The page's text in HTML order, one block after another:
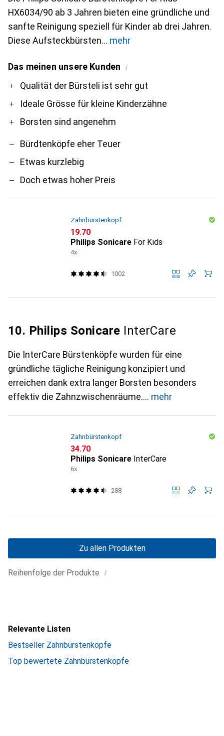
HX6034/90 ab 3 Jahren bieten eine gründliche und
sanfte Reinigung speziell für Kinder ab drei Jahren.
Diese Aufsteckbürsten
mehr
Das meinen unsere Kunden i
ProQualität der Bürsteli ist sehr gut
Ideale Grösse für kleine Kinderzähne
Borsten sind angenehm
Contra
Bürdtenköpfe eher Teuer
Etwas kurzlebig
Doch etwas hoher Preis
Zahnbürstenkopf
CHF
19.70
Philips Sonicare For Kids
4x
1002
10. Philips Sonicare InterCare
Die InterCare Bürstenköpfe wurden für eine
gründliche tägliche Reinigung konzipiert und
erreichen dank extra langer Borsten besonders
effektiv die Zahnzwischenräume.
mehr
Zahnbürstenkopf
CHF
34.70
Philips Sonicare InterCare
6x
288
Reihenfolge der Produkte i
Zu allen Produkten
Relevante Listen
Bestseller Zahnbürstenköpfe
Top bewertete Zahnbürstenköpfe